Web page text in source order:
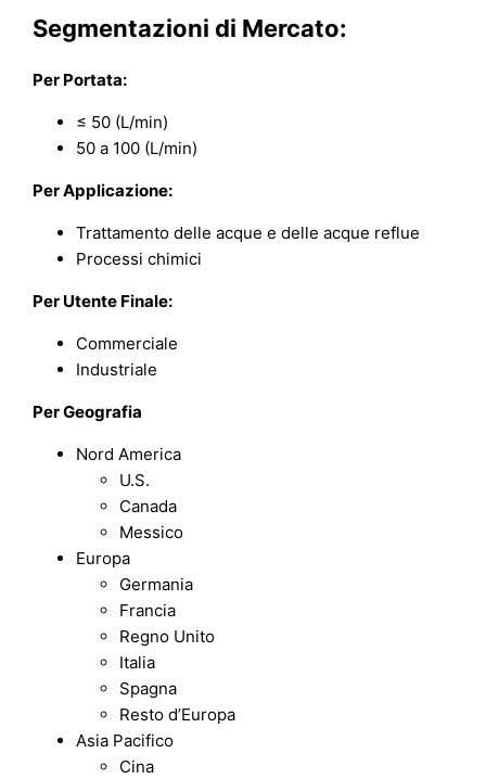
Segmentazioni di Mercato:
Per Portata:
≤ 50 (L/min)
50 a 100 (L/min)
Per Applicazione:
Trattamento delle acque e delle acque reflue
Processi chimici
Per Utente Finale:
Commerciale
Industriale
Per Geografia
Nord America
U.S.
Canada
Messico
Europa
Germania
Francia
Regno Unito
Italia
Spagna
Resto d’Europa
Asia Pacifico
Cina